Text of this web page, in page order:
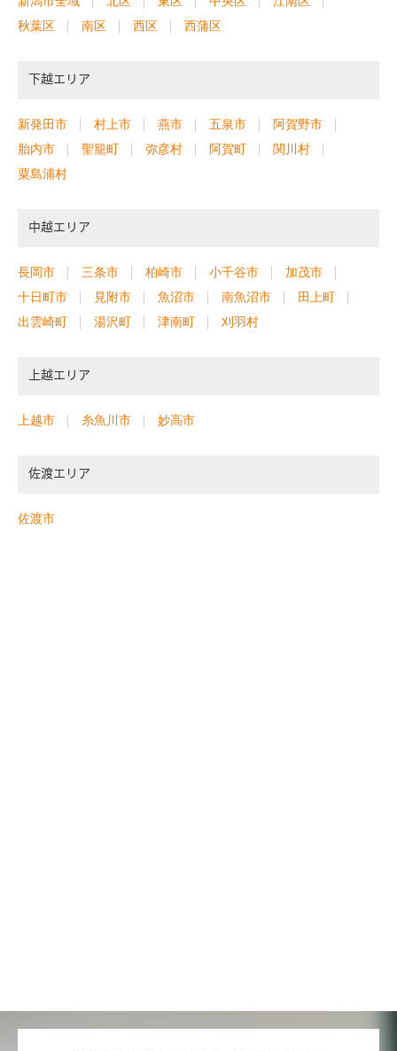
秋葉区
南区 西区 西蒲区
下越エリア
新発田市 村上市 燕市 五泉市
阿賀野市
胎内市
聖籠町 弥彦村 阿賀町
関川村
粟島浦村
中越エリア
長岡市 三条市 柏崎市 小千谷市
加茂市
十日町市
見附市 魚沼市 南魚沼市
田上町
出雲崎町
湯沢町 津南町 刈羽村
上越エリア
上越市 糸魚川市 妙高市
佐渡エリア
佐渡市